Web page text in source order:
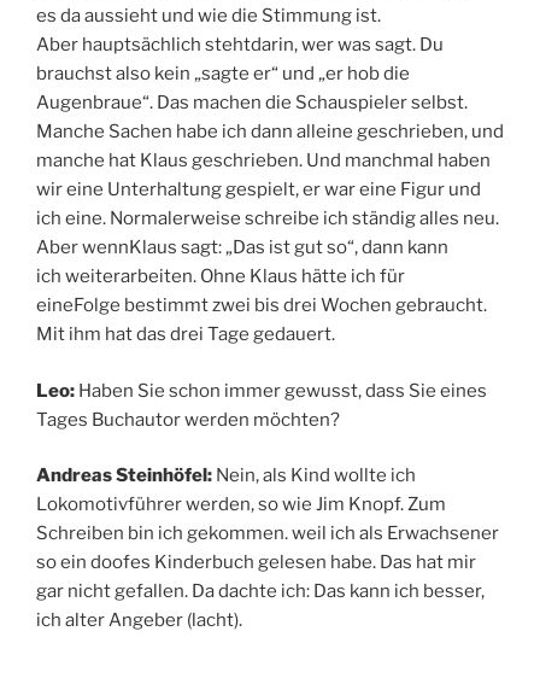
es da aussieht und wie die Stimmung ist.
Aber hauptsächlich stehtdarin, wer was sagt. Du
brauchst also kein „sagte er“ und „er hob die
Augenbraue“. Das machen die Schauspieler selbst.
Manche Sachen habe ich dann alleine geschrieben, und
manche hat Klaus geschrieben. Und manchmal haben
wir eine Unterhaltung gespielt, er war eine Figur und
ich eine. Normalerweise schreibe ich ständig alles neu.
Aber wennKlaus sagt: „Das ist gut so“, dann kann
ich weiterarbeiten. Ohne Klaus hätte ich für
eineFolge bestimmt zwei bis drei Wochen gebraucht.
Mit ihm hat das drei Tage gedauert.
Leo: Haben Sie schon immer gewusst, dass Sie eines
Tages Buchautor werden möchten?
Andreas Steinhöfel: Nein, als Kind wollte ich
Lokomotivführer werden, so wie Jim Knopf. Zum
Schreiben bin ich gekommen. weil ich als Erwachsener
so ein doofes Kinderbuch gelesen habe. Das hat mir
gar nicht gefallen. Da dachte ich: Das kann ich besser,
ich alter Angeber (lacht).